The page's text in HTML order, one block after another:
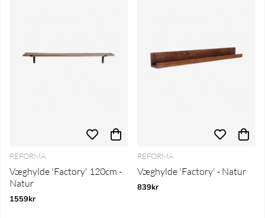
REFORMA
Væghylde 'Factory' 120cm -
Natur
1559kr
REFORMA
Væghylde 'Factory' - Natur
839kr